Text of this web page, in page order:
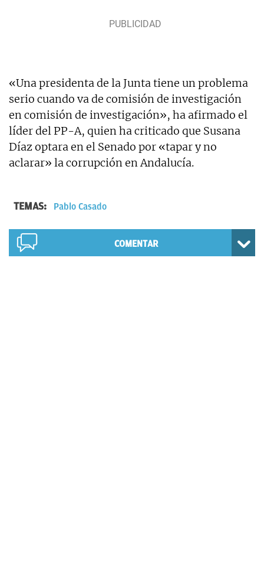
«Una presidenta de la Junta tiene un problema
serio cuando va de comisión de investigación
en comisión de investigación», ha afirmado el
líder del PP-A, quien ha criticado que Susana
Díaz optara en el Senado por «tapar y no
aclarar» la corrupción en Andalucía.
TEMAS: Pablo Casado
COMENTAR